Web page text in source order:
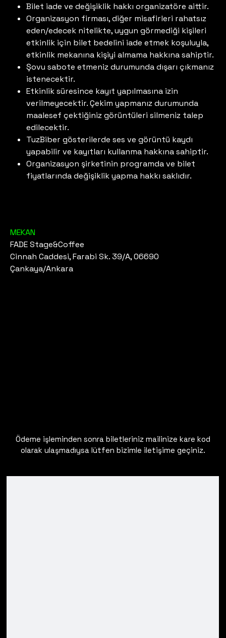
Bilet iade ve değişiklik hakkı organizatöre aittir.
Organizasyon firması, diğer misafirleri rahatsız
eden/edecek nitelikte, uygun görmediği kişileri
etkinlik için bilet bedelini iade etmek koşuluyla,
etkinlik mekanına kişiyi almama hakkına sahiptir.
Şovu sabote etmeniz durumunda dışarı çıkmanız
istenecektir.
Etkinlik süresince kayıt yapılmasına izin
verilmeyecektir. Çekim yapmanız durumunda
maalesef çektiğiniz görüntüleri silmeniz talep
edilecektir.
TuzBiber gösterilerde ses ve görüntü kaydı
yapabilir ve kayıtları kullanma hakkına sahiptir.
Organizasyon şirketinin programda ve bilet
fiyatlarında değişiklik yapma hakkı saklıdır.
MEKAN
FADE Stage&Coffee
Cinnah Caddesi, Farabi Sk. 39/A, 06690
Çankaya/Ankara
Ödeme işleminden sonra biletleriniz mailinize kare kod
olarak ulaşmadıysa lütfen bizimle iletişime geçiniz.